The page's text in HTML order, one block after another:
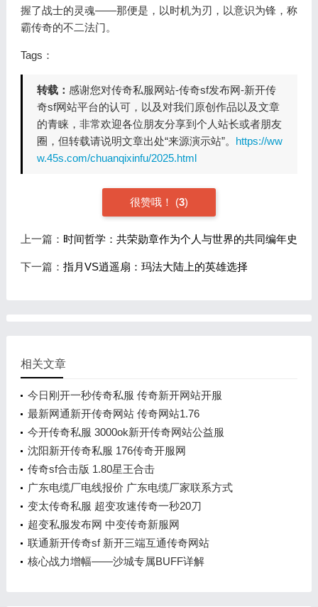
握了战士的灵魂——那便是，以时机为刃，以意识为锋，称
霸传奇的不二法门。
Tags：
转载： 感谢您对传奇私服网站-传奇sf发布网-新开传
奇sf网站平台的认可，以及对我们原创作品以及文章
的青睐，非常欢迎各位朋友分享到个人站长或者朋友
圈，但转载请说明文章出处“来源演示站”。 https://ww
w.45s.com/chuanqixinfu/2025.html
很赞哦！ (3)
上一篇： 时间哲学：共荣勋章作为个人与世界的共同编年史
下一篇： 指月VS逍遥扇：玛法大陆上的英雄选择
相关文章
今日刚开一秒传奇私服 传奇新开网站开服
最新网通新开传奇网站 传奇网站1.76
今开传奇私服 3000ok新开传奇网站公益服
沈阳新开传奇私服 176传奇开服网
传奇sf合击版 1.80星王合击
广东电缆厂电线报价 广东电缆厂家联系方式
变太传奇私服 超变攻速传奇一秒20刀
超变私服发布网 中变传奇新服网
联通新开传奇sf 新开三端互通传奇网站
核心战力增幅——沙城专属BUFF详解